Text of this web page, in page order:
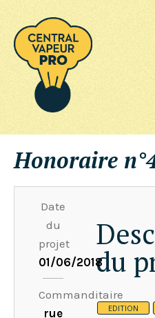
Honoraire
Date
du
projet
01/06/2018
Commanditaire
rue
du
EDITION